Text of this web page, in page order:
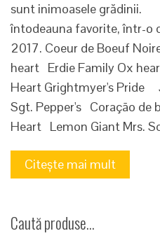
sunt inimoasele
întodeauna favorite, într-o
2017. Coeur de Boeuf
heart Erdie Family Ox
Heart Grightmyer's
Sgt. Pepper's Coração de
Heart Lemon Giant Mrs.
Citește mai mult
Caută produse…